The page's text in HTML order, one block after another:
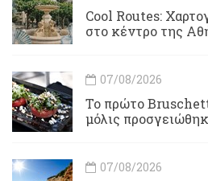
Cool Routes:
στο κέντρο της
07/08/2026
Το πρώτο
μόλις
07/08/2026